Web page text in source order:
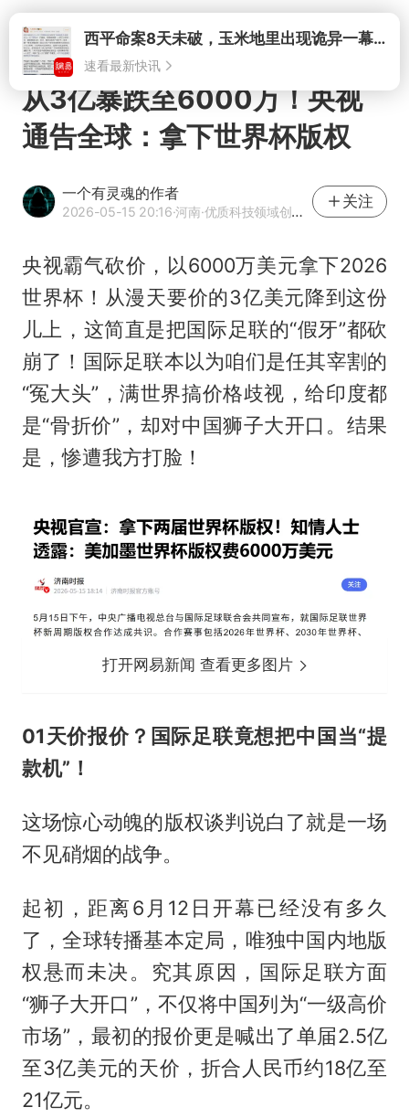
打开西平命案8天未破，玉米地里出现诡异一幕，我突然想起了欧金中
速看最新快讯
从3亿暴跌至6000万！央视
通告全球：拿下世界杯版权
一个有灵魂的作者
2026-05-15 20:16·河南·优质科技领域创作者
关注
央视霸气砍价，以6000万美元拿下2026
世界杯！从漫天要价的3亿美元降到这份
儿上，这简直是把国际足联的“假牙”都砍
崩了！国际足联本以为咱们是任其宰割的
“冤大头”，满世界搞价格歧视，给印度都
是“骨折价”，却对中国狮子大开口。结果
是，惨遭我方打脸！
打开网易新闻 查看更多图片
01天价报价？国际足联竟想把中国当“提
款机”！
这场惊心动魄的版权谈判说白了就是一场
不见硝烟的战争。
起初，距离6月12日开幕已经没有多久
了，全球转播基本定局，唯独中国内地版
权悬而未决。究其原因，国际足联方面
“狮子大开口”，不仅将中国列为“一级高价
市场”，最初的报价更是喊出了单届2.5亿
至3亿美元的天价，折合人民币约18亿至
21亿元。